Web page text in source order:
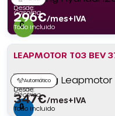
Gasolina
Desde:
296€/mes+IVA
Todo incluido
LEAPMOTOR T03 BEV
Automático
Eléctrico
Desde:
347€/mes+IVA
Todo incluido